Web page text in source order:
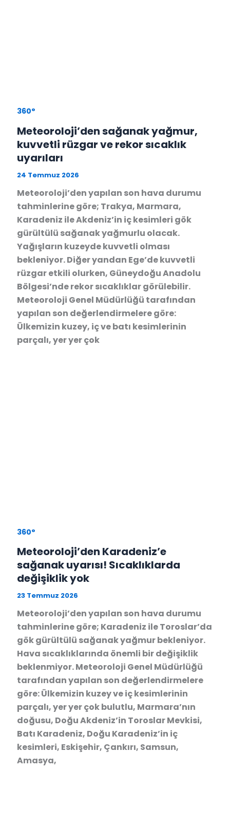
360°
Meteoroloji’den sağanak yağmur,
kuvvetli rüzgar ve rekor sıcaklık
uyarıları
24 Temmuz 2026
Meteoroloji’den yapılan son hava durumu
tahminlerine göre; Trakya, Marmara,
Karadeniz ile Akdeniz’in iç kesimleri gök
gürültülü sağanak yağmurlu olacak.
Yağışların kuzeyde kuvvetli olması
bekleniyor. Diğer yandan Ege’de kuvvetli
rüzgar etkili olurken, Güneydoğu Anadolu
Bölgesi’nde rekor sıcaklıklar görülebilir.
Meteoroloji Genel Müdürlüğü tarafından
yapılan son değerlendirmelere göre:
Ülkemizin kuzey, iç ve batı kesimlerinin
parçalı, yer yer çok
360°
Meteoroloji’den Karadeniz’e
sağanak uyarısı! Sıcaklıklarda
değişiklik yok
23 Temmuz 2026
Meteoroloji’den yapılan son hava durumu
tahminlerine göre; Karadeniz ile Toroslar’da
gök gürültülü sağanak yağmur bekleniyor.
Hava sıcaklıklarında önemli bir değişiklik
beklenmiyor. Meteoroloji Genel Müdürlüğü
tarafından yapılan son değerlendirmelere
göre: Ülkemizin kuzey ve iç kesimlerinin
parçalı, yer yer çok bulutlu, Marmara’nın
doğusu, Doğu Akdeniz’in Toroslar Mevkisi,
Batı Karadeniz, Doğu Karadeniz’in iç
kesimleri, Eskişehir, Çankırı, Samsun,
Amasya,